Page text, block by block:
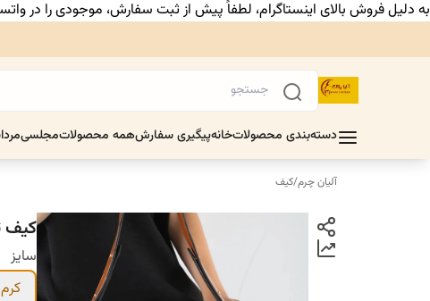
به دلیل فروش بالای اینستاگرام، لطفاً پیش از ثبت سفارش، موجودی را در
دسته‌بندی محصولاتخانهپیگیری سفارشهمه محصولاتمجلسی
آلیان چرم/کیف
کیف
سایز